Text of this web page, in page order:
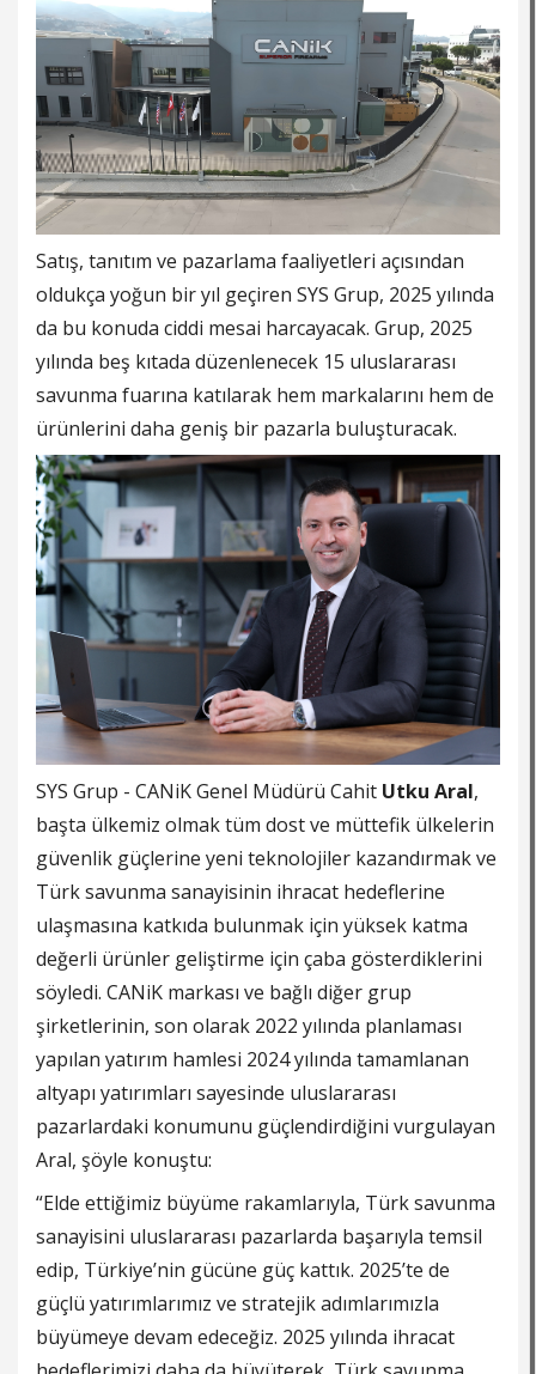
Satış, tanıtım ve pazarlama faaliyetleri açısından
oldukça yoğun bir yıl geçiren SYS Grup, 2025 yılında
da bu konuda ciddi mesai harcayacak. Grup, 2025
yılında beş kıtada düzenlenecek 15 uluslararası
savunma fuarına katılarak hem markalarını hem de
ürünlerini daha geniş bir pazarla buluşturacak.
SYS Grup - CANiK Genel Müdürü Cahit Utku Aral,
başta ülkemiz olmak tüm dost ve müttefik ülkelerin
güvenlik güçlerine yeni teknolojiler kazandırmak ve
Türk savunma sanayisinin ihracat hedeflerine
ulaşmasına katkıda bulunmak için yüksek katma
değerli ürünler geliştirme için çaba gösterdiklerini
söyledi. CANiK markası ve bağlı diğer grup
şirketlerinin, son olarak 2022 yılında planlaması
yapılan yatırım hamlesi 2024 yılında tamamlanan
altyapı yatırımları sayesinde uluslararası
pazarlardaki konumunu güçlendirdiğini vurgulayan
Aral, şöyle konuştu:
“Elde ettiğimiz büyüme rakamlarıyla, Türk savunma
sanayisini uluslararası pazarlarda başarıyla temsil
edip, Türkiye’nin gücüne güç kattık. 2025’te de
güçlü yatırımlarımız ve stratejik adımlarımızla
büyümeye devam edeceğiz. 2025 yılında ihracat